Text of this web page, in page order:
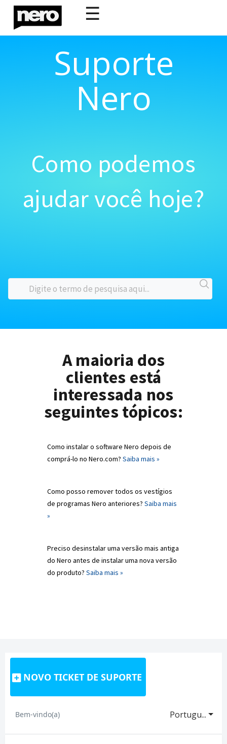
☰
Suporte
Nero
Como podemos
ajudar você hoje?
A maioria dos
clientes está
interessada nos
seguintes tópicos:
Como instalar o software Nero depois de
comprá-lo no Nero.com? Saiba mais »
Como posso remover todos os vestígios
de programas Nero anteriores? Saiba mais
»
Preciso desinstalar uma versão mais antiga
do Nero antes de instalar uma nova versão
do produto? Saiba mais »
NOVO TICKET DE SUPORTE
Portugu...
Bem-vindo(a)